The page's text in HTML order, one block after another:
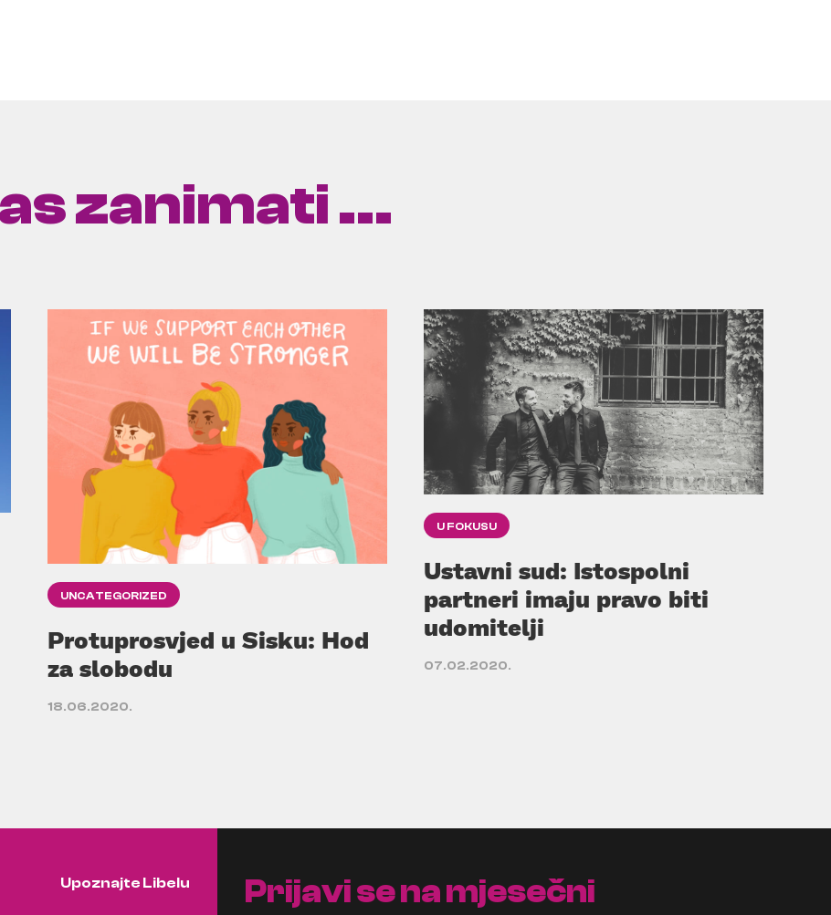
zanimati ...
UNCATEGORIZED
Protuprosvjed u Sisku: Hod
za slobodu
18.06.2020.
U FOKUSU
Ustavni sud: Istospolni
partneri imaju pravo biti
udomitelji
07.02.2020.
Upoznajte Libelu
Prijavi se na mjesečni